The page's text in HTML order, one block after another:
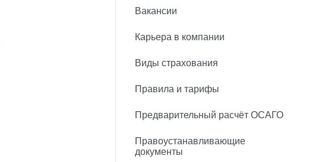
Вакансии
Карьера в компании
Виды страхования
Правила и тарифы
Предварительный расчёт ОСАГО
Правоустанавливающие
документы